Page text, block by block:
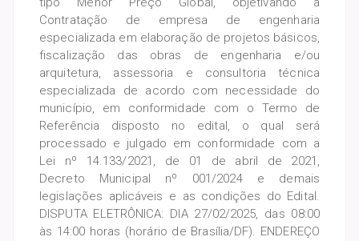
Contratação de empresa de engenharia
especializada em elaboração de projetos básicos,
fiscalização das obras de engenharia e/ou
arquitetura, assessoria e consultoria técnica
especializada de acordo com necessidade do
município, em conformidade com o Termo de
Referência disposto no edital, o qual será
processado e julgado em conformidade com a
Lei nº 14.133/2021, de 01 de abril de 2021,
Decreto Municipal nº 001/2024 e demais
legislações aplicáveis e as condições do Edital.
DISPUTA ELETRÔNICA: DIA 27/02/2025, das 08:00
às 14:00 horas (horário de Brasília/DF). ENDEREÇO